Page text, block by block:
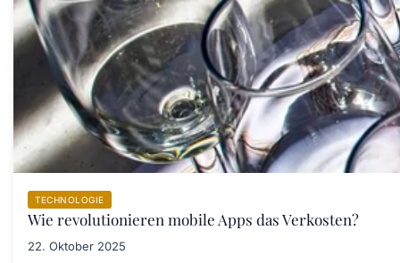
TECHNOLOGIE
Wie revolutionieren mobile Apps das Verkosten?
22. Oktober 2025